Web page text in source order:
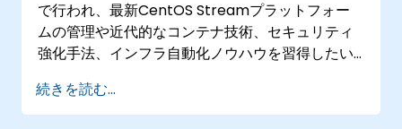
で行われ、最新CentOS Streamプラットフォー
ムの管理や近代的なコンテナ技術、セキュリティ
強化手法、インフラ自動化ノウハウを習得したい
提供されます。
続きを読む...